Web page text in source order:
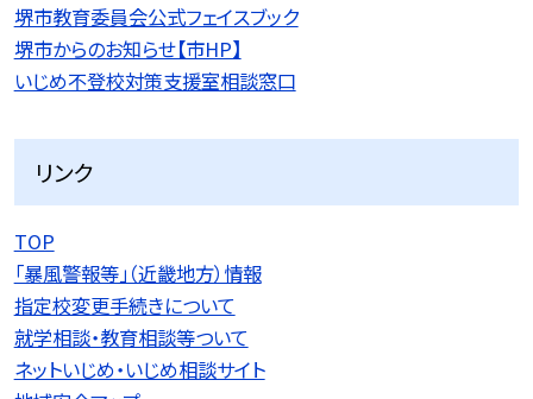
堺市教育委員会公式フェイスブック
堺市からのお知らせ【市HP】
いじめ不登校対策支援室相談窓口
リンク
TOP
「暴風警報等」（近畿地方）情報
指定校変更手続きについて
就学相談・教育相談等ついて
ネットいじめ・いじめ相談サイト